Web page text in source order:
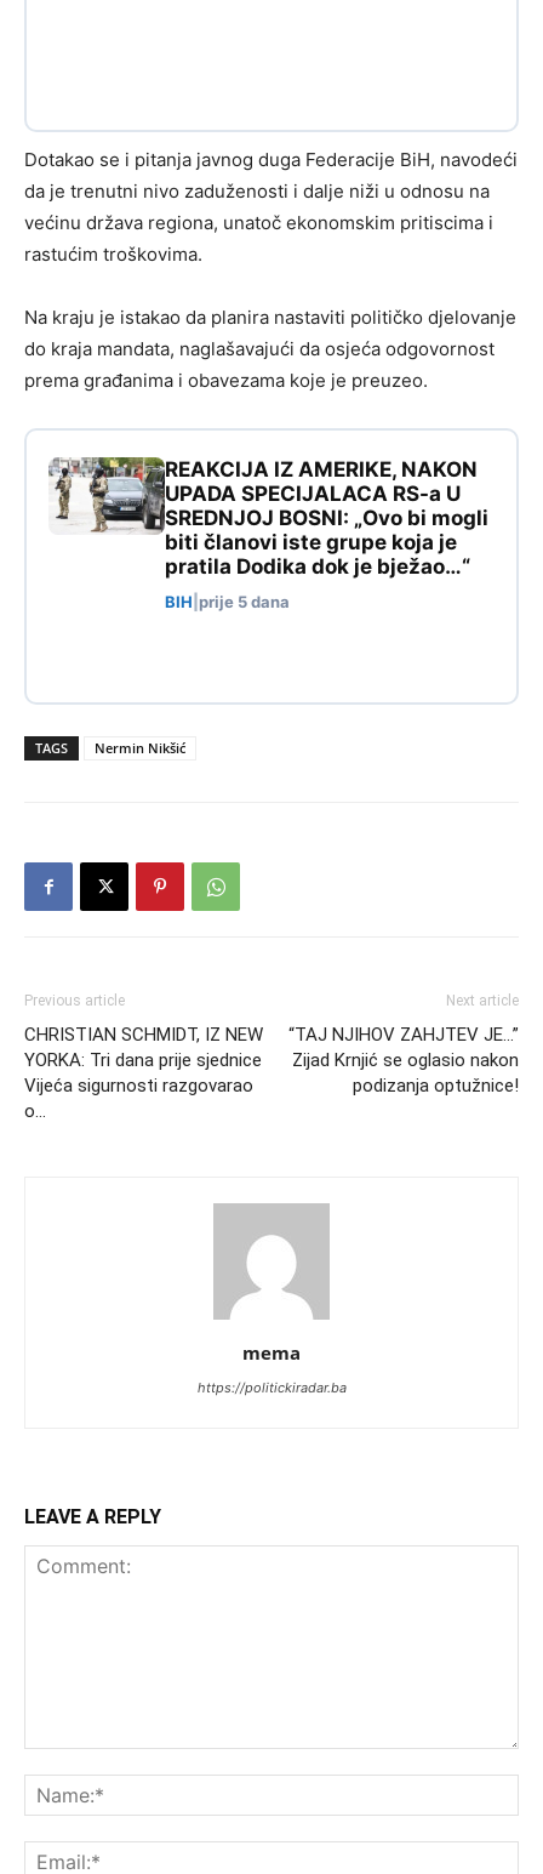
Dotakao se i pitanja javnog duga Federacije BiH, navodeći
da je trenutni nivo zaduženosti i dalje niži u odnosu na
većinu država regiona, unatoč ekonomskim pritiscima i
rastućim troškovima.
Na kraju je istakao da planira nastaviti političko djelovanje
do kraja mandata, naglašavajući da osjeća odgovornost
prema građanima i obavezama koje je preuzeo.
REAKCIJA IZ AMERIKE, NAKON
UPADA SPECIJALACA RS-a U
SREDNJOJ BOSNI: „Ovo bi mogli
biti članovi iste grupe koja je
pratila Dodika dok je bježao…“
BIH prije 5 dana
TAGS Nermin Nikšić
Previous article
CHRISTIAN SCHMIDT, IZ NEW
YORKA: Tri dana prije sjednice
Vijeća sigurnosti razgovarao
o…
Next article
“TAJ NJIHOV ZAHJTEV JE…”
Zijad Krnjić se oglasio nakon
podizanja optužnice!
mema
https://politickiradar.ba
LEAVE A REPLY